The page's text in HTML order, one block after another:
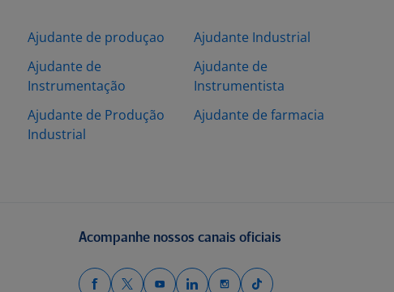
Ajudante de produçao
Ajudante de
Instrumentação
Ajudante de Produção
Industrial
Ajudante Industrial
Ajudante de
Instrumentista
Ajudante de farmacia
Acompanhe nossos canais oficiais